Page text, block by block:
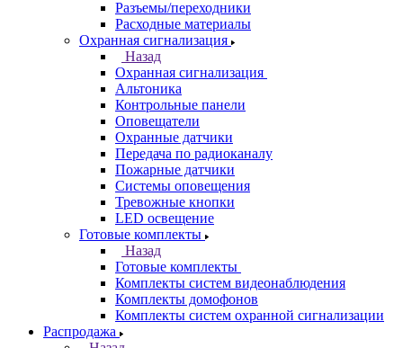
Разъемы/переходники
Расходные материалы
Охранная сигнализация
Назад
Охранная сигнализация
Альтоника
Контрольные панели
Оповещатели
Охранные датчики
Передача по радиоканалу
Пожарные датчики
Системы оповещения
Тревожные кнопки
LED освещение
Готовые комплекты
Назад
Готовые комплекты
Комплекты систем видеонаблюдения
Комплекты домофонов
Комплекты систем охранной сигнализации
Распродажа